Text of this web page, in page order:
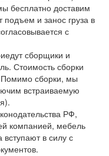
бесплатно доставим
подъем и занос груза в
с
сборщики и
Стоимость сборки
Помимо сборки, мы
встраиваемую
РФ,
компанией, мебель
вступают в силу с